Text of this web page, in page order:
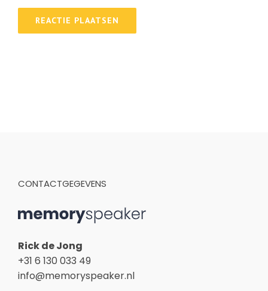
CONTACTGEGEVENS
Rick de Jong
+31 6 130 033 49
info@memoryspeaker.nl